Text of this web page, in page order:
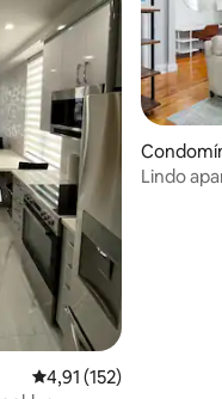
4,91 de uma avaliação
4,91 (152)
Lindo